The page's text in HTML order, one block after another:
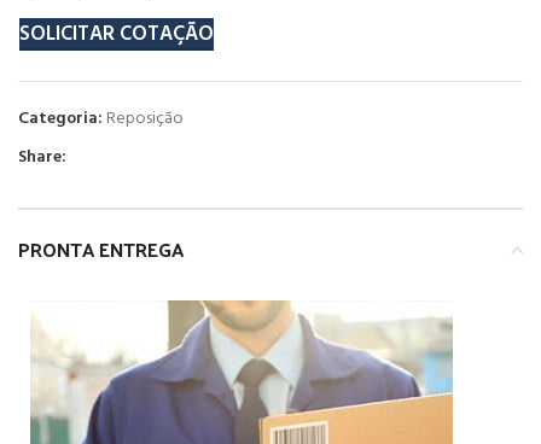
SOLICITAR COTAÇÃO
Categoria: Reposição
Share:
PRONTA ENTREGA